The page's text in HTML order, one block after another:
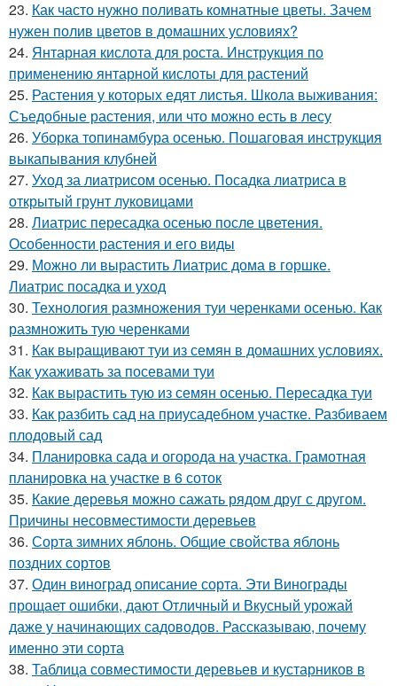
23. Как часто нужно поливать комнатные цветы. Зачем
нужен полив цветов в домашних условиях?
24. Янтарная кислота для роста. Инструкция по
применению янтарной кислоты для растений
25. Растения у которых едят листья. Школа выживания:
Съедобные растения, или что можно есть в лесу
26. Уборка топинамбура осенью. Пошаговая инструкция
выкапывания клубней
27. Уход за лиатрисом осенью. Посадка лиатриса в
открытый грунт луковицами
28. Лиатрис пересадка осенью после цветения.
Особенности растения и его виды
29. Можно ли вырастить Лиатрис дома в горшке.
Лиатрис посадка и уход
30. Технология размножения туи черенками осенью. Как
размножить тую черенками
31. Как выращивают туи из семян в домашних условиях.
Как ухаживать за посевами туи
32. Как вырастить тую из семян осенью. Пересадка туи
33. Как разбить сад на приусадебном участке. Разбиваем
плодовый сад
34. Планировка сада и огорода на участка. Грамотная
планировка на участке в 6 соток
35. Какие деревья можно сажать рядом друг с другом.
Причины несовместимости деревьев
36. Сорта зимних яблонь. Общие свойства яблонь
поздних сортов
37. Один виноград описание сорта. Эти Винограды
прощает ошибки, дают Отличный и Вкусный урожай
даже у начинающих садоводов. Рассказываю, почему
именно эти сорта
38. Таблица совместимости деревьев и кустарников в